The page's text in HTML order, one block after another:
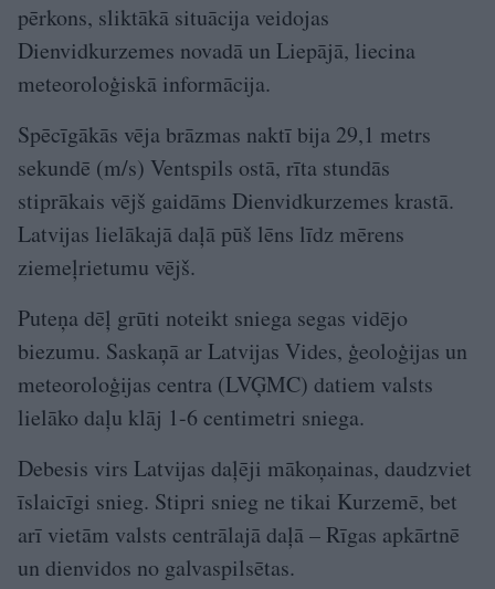
pērkons, sliktākā situācija veidojas
Dienvidkurzemes novadā un Liepājā, liecina
meteoroloģiskā informācija.
Spēcīgākās vēja brāzmas naktī bija 29,1 metrs
sekundē (m/s) Ventspils ostā, rīta stundās
stiprākais vējš gaidāms Dienvidkurzemes krastā.
Latvijas lielākajā daļā pūš lēns līdz mērens
ziemeļrietumu vējš.
Puteņa dēļ grūti noteikt sniega segas vidējo
biezumu. Saskaņā ar Latvijas Vides, ģeoloģijas un
meteoroloģijas centra (LVĢMC) datiem valsts
lielāko daļu klāj 1-6 centimetri sniega.
Debesis virs Latvijas daļēji mākoņainas, daudzviet
īslaicīgi snieg. Stipri snieg ne tikai Kurzemē, bet
arī vietām valsts centrālajā daļā – Rīgas apkārtnē
un dienvidos no galvaspilsētas.